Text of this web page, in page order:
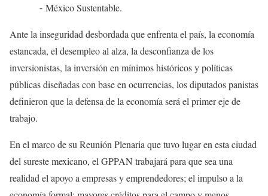
⁃ México Sustentable.
Ante la inseguridad desbordada que enfrenta el país, la economía
estancada, el desempleo al alza, la desconfianza de los
inversionistas, la inversión en mínimos históricos y políticas
públicas diseñadas con base en ocurrencias, los diputados panistas
definieron que la defensa de la economía será el primer eje de
trabajo.
En el marco de su Reunión Plenaria que tuvo lugar en esta ciudad
del sureste mexicano, el GPPAN trabajará para que sea una
realidad el apoyo a empresas y emprendedores; el impulso a la